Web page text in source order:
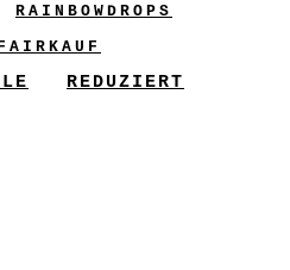
RAINBOWDROPS
REDUZIERT